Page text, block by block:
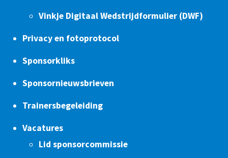
Vinkje Digitaal Wedstrijdformulier (DWF)
Privacy en fotoprotocol
Sponsorkliks
Sponsornieuwsbrieven
Trainersbegeleiding
Vacatures
Lid sponsorcommissie